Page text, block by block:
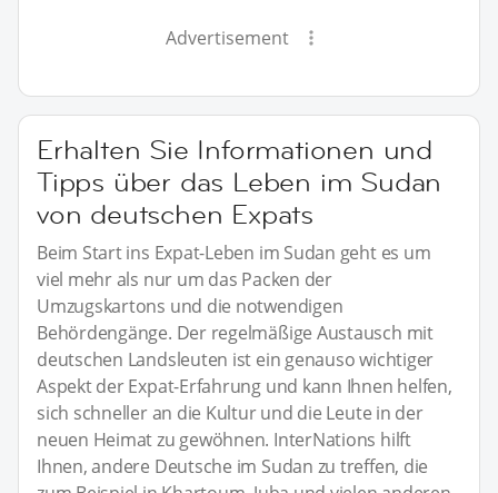
Advertisement
Erhalten Sie Informationen und
Tipps über das Leben im Sudan
von deutschen Expats
Beim Start ins Expat-Leben im Sudan geht es um
viel mehr als nur um das Packen der
Umzugskartons und die notwendigen
Behördengänge. Der regelmäßige Austausch mit
deutschen Landsleuten ist ein genauso wichtiger
Aspekt der Expat-Erfahrung und kann Ihnen helfen,
sich schneller an die Kultur und die Leute in der
neuen Heimat zu gewöhnen. InterNations hilft
Ihnen, andere Deutsche im Sudan zu treffen, die